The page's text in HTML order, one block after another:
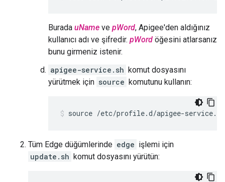
Burada uName ve pWord, Apigee'den aldığınız
kullanıcı adı ve şifredir. pWord öğesini atlarsanız
bunu girmeniz istenir.
apigee-service.sh komut dosyasını
yürütmek için source komutunu kullanın:
source /etc/profile.d/apigee-service.sh
Tüm Edge düğümlerinde edge işlemi için
update.sh komut dosyasını yürütün: